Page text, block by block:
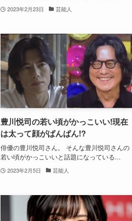
2023年2月23日 芸能人
豊川悦司の若い頃がかっこいい!現在
は太って顔がぱんぱん!?
俳優の豊川悦司さん。 そんな豊川悦司さんの
若い頃がかっこいいと話題になっている...
2023年2月5日 芸能人